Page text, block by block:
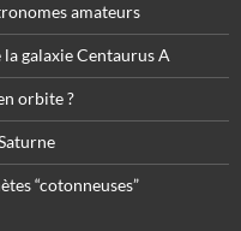
amateurs
galaxie Centaurus A
orbite ?
“cotonneuses”